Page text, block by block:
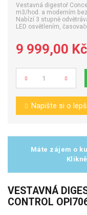
Vestavná digestoř
m3/hod. a moderním
Nabízí 3 stupně
LED osvětlením,
9 999,00 Kč
Počet
Napište si o
Máte zájem o
VESTAVNÁ
CONTROL